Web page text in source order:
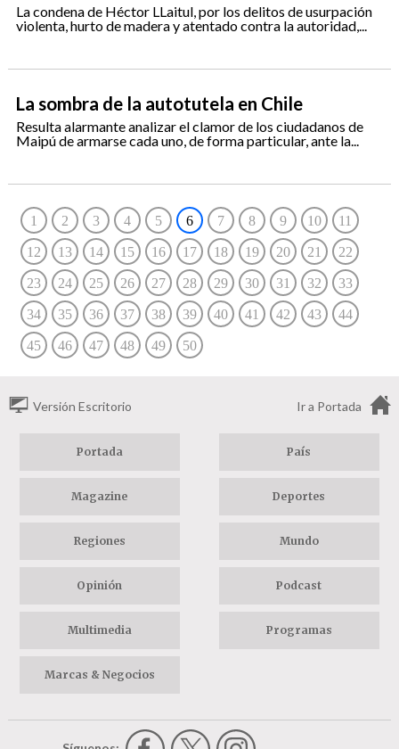
La condena de Héctor LLaitul, por los delitos de usurpación
violenta, hurto de madera y atentado contra la autoridad,...
La sombra de la autotutela en Chile
Resulta alarmante analizar el clamor de los ciudadanos de
Maipú de armarse cada uno, de forma particular, ante la...
1 2 3 4 5 6 7 8 9 10 11
12 13 14 15 16 17 18 19 20 21 22
23 24 25 26 27 28 29 30 31 32 33
34 35 36 37 38 39 40 41 42 43 44
45 46 47 48 49 50
Versión Escritorio Ir a Portada
Portada País
Magazine Deportes
Regiones Mundo
Opinión Podcast
Multimedia Programas
Marcas & Negocios